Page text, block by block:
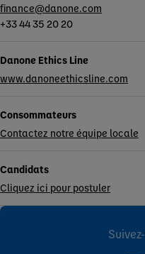
finance@danone.com
+33 44 35 20 20
Danone Ethics Line
www.danoneethicsline.com
Consommateurs
Contactez notre équipe locale
Candidats
Cliquez ici pour postuler